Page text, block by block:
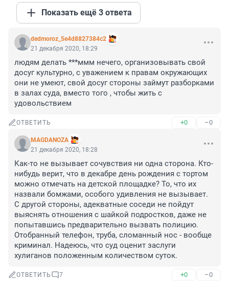
Показать ещё 3 ответа
dedmoroz_5e4d8827384c2
21 декабря 2020, 18:29
людям делать ***ммм нечего, организовывать свой
досуг культурно, с уважением к правам окружающих
они не умеют, свой досуг стороны займут разборками
в залах суда, вместо того , чтобы жить с
удовольствием
ОТВЕТИТЬ +0 –0
MAGDANOZA
21 декабря 2020, 18:28
Как-то не вызывает сочувствия ни одна сторона. Кто-
нибудь верит, что в декабре день рождения с тортом
можно отмечать на детской площадке? То, что их
назвали бомжами, особого удивления не вызывает.
С другой стороны, адекватные соседи не пойдут
выяснять отношения с шайкой подростков, даже не
попытавшись предварительно вызвать полицию.
Отобранный телефон, труба, сломанный нос - вообще
криминал. Надеюсь, что суд оценит заслуги
хулиганов положенным количеством суток.
ОТВЕТИТЬ 7 +0 –0